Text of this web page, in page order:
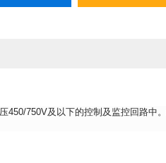
750V及以下的控制及监控回路中。